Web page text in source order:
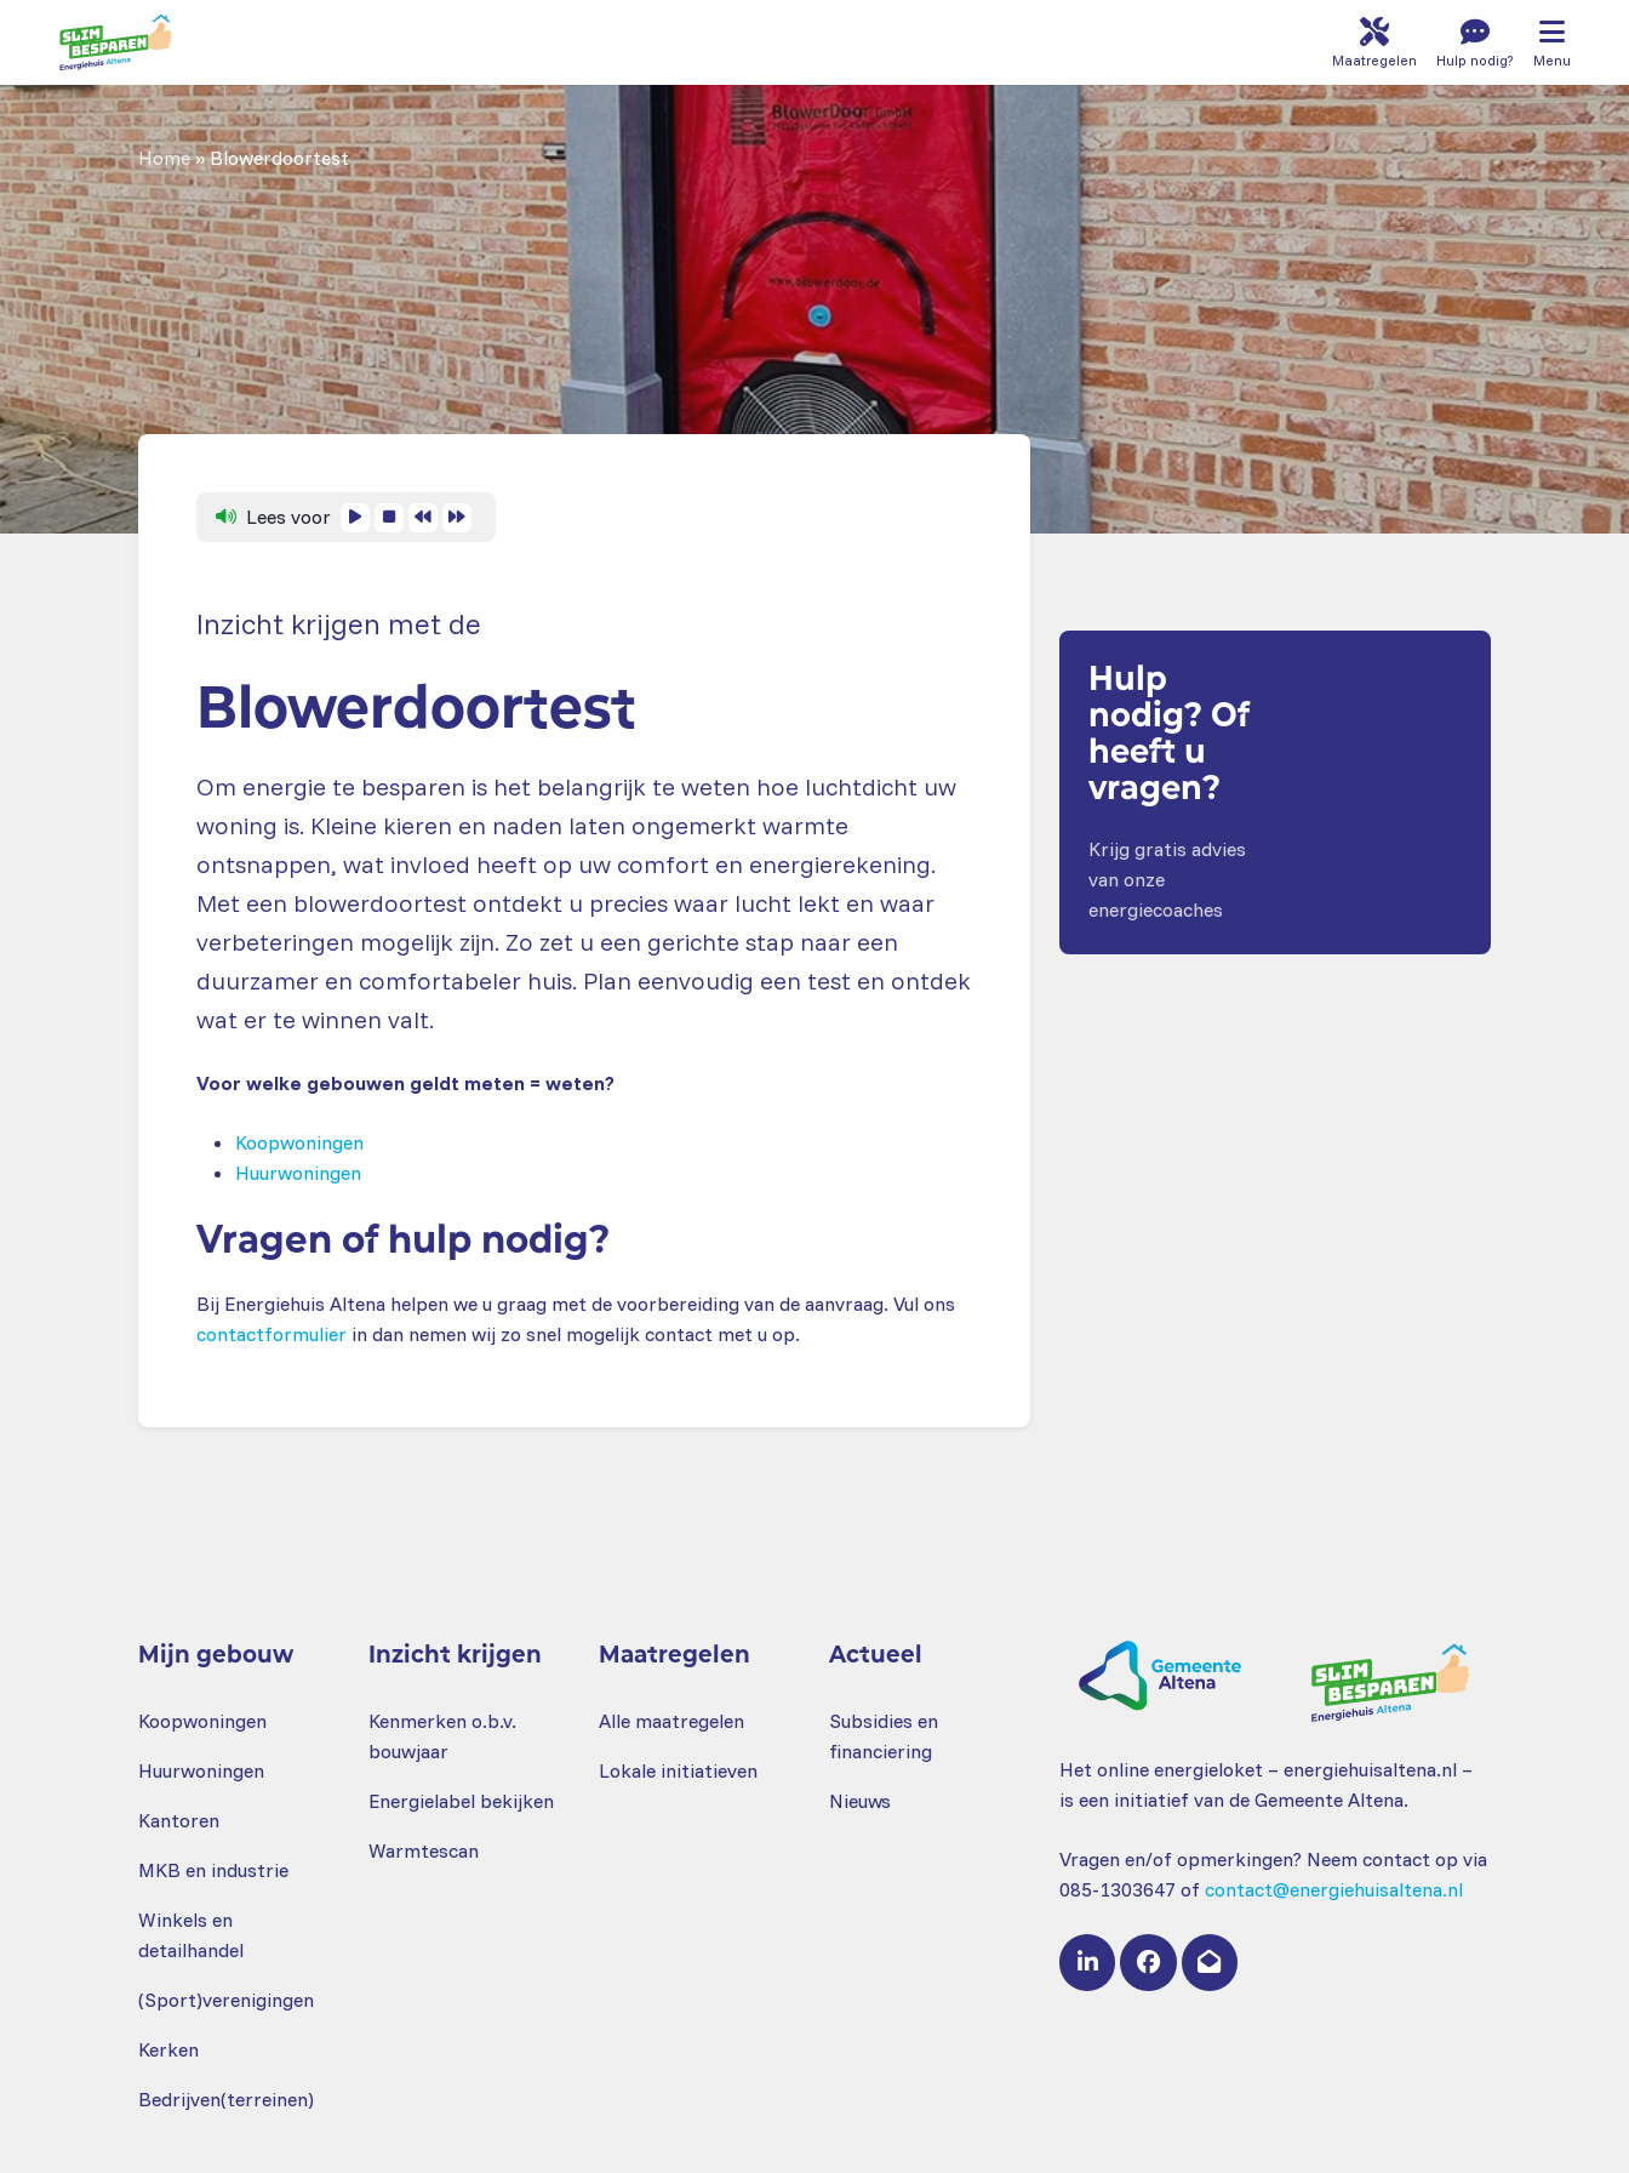
Maatregelen Hulp nodig? Menu
Home»Blowerdoortest
Lees voor
Inzicht krijgen met de
Blowerdoortest
Om energie te besparen is het belangrijk te weten hoe luchtdicht uw
woning is. Kleine kieren en naden laten ongemerkt warmte
ontsnappen, wat invloed heeft op uw comfort en energierekening.
Met een blowerdoortest ontdekt u precies waar lucht lekt en waar
verbeteringen mogelijk zijn. Zo zet u een gerichte stap naar een
duurzamer en comfortabeler huis. Plan eenvoudig een test en ontdek
wat er te winnen valt.
Voor welke gebouwen geldt meten = weten?
Koopwoningen
Huurwoningen
Vragen of hulp nodig?
Bij Energiehuis Altena helpen we u graag met de voorbereiding van de aanvraag. Vul ons
contactformulier in dan nemen wij zo snel mogelijk contact met u op.
Hulp
nodig? Of
heeft u
vragen?
Krijg gratis advies
van onze
energiecoaches
Maatregelen kiezen Neem contact op
Mijn gebouw
Koopwoningen
Huurwoningen
Kantoren
MKB en industrie
Winkels en
detailhandel
(Sport)verenigingen
Kerken
Bedrijven(terreinen)
Inzicht krijgen
Kenmerken o.b.v.
bouwjaar
Energielabel bekijken
Warmtescan
Maatregelen
Alle maatregelen
Lokale initiatieven
Actueel
Subsidies en
financiering
Nieuws
Het online energieloket – energiehuisaltena.nl –
is een initiatief van de Gemeente Altena.
Vragen en/of opmerkingen? Neem contact op via
085-1303647 of contact@energiehuisaltena.nl